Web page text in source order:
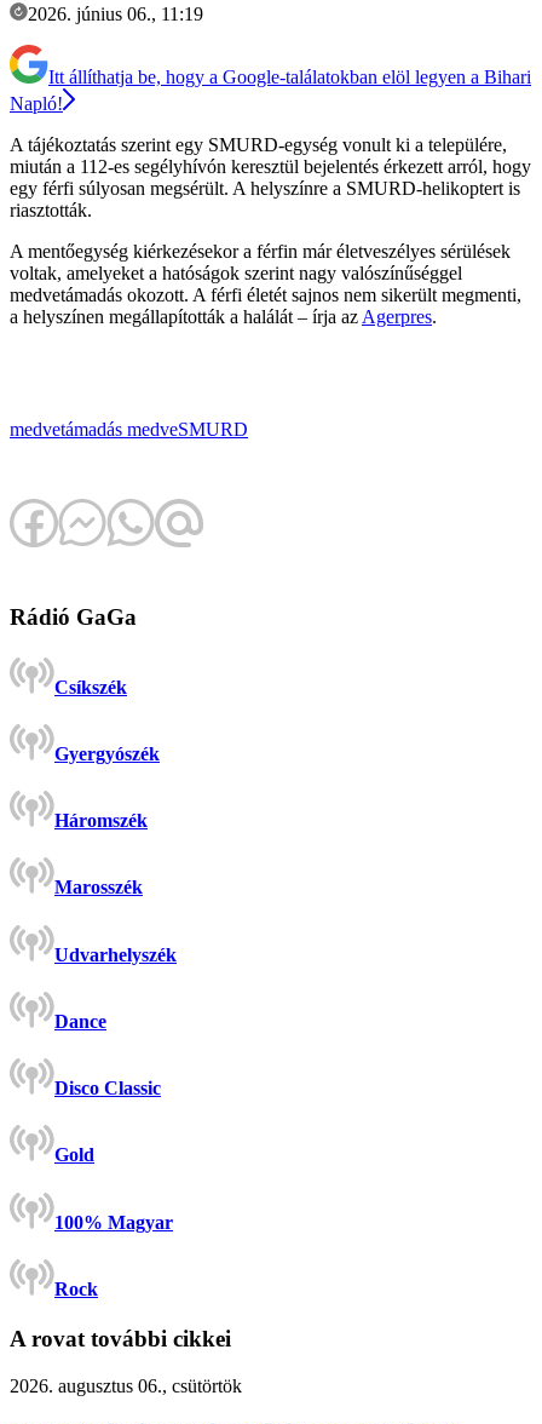
2026. június 06., 11:19
Itt állíthatja be, hogy a Google-találatokban elöl legyen a Bihari
Napló!
A tájékoztatás szerint egy SMURD-egység vonult ki a települére,
miután a 112-es segélyhívón keresztül bejelentés érkezett arról, hogy
egy férfi súlyosan megsérült. A helyszínre a SMURD-helikoptert is
riasztották.
A mentőegység kiérkezésekor a férfin már életveszélyes sérülések
voltak, amelyeket a hatóságok szerint nagy valószínűséggel
medvetámadás okozott. A férfi életét sajnos nem sikerült megmenti,
a helyszínen megállapították a halálát – írja az Agerpres.
medvetámadás medveSMURD
Rádió GaGa
Csíkszék
Gyergyószék
Háromszék
Marosszék
Udvarhelyszék
Dance
Disco Classic
Gold
100% Magyar
Rock
A rovat további cikkei
2026. augusztus 06., csütörtök